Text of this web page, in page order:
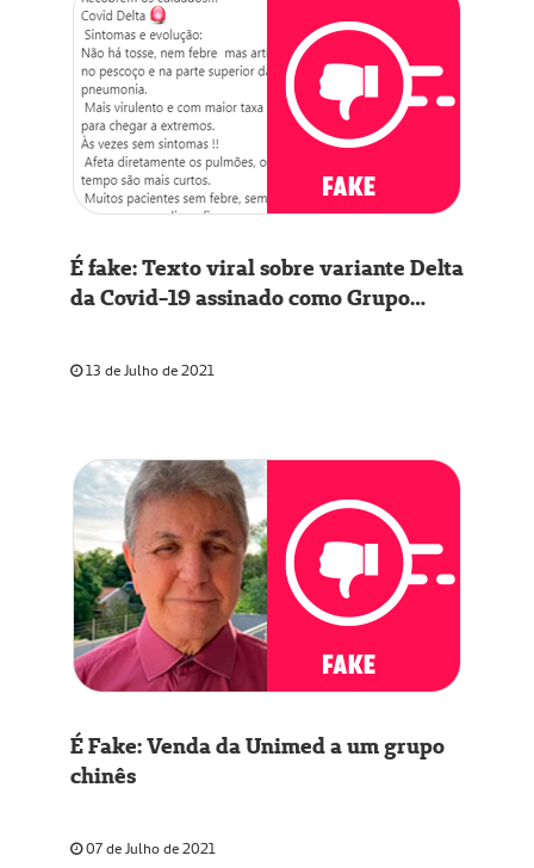
É fake: Texto viral sobre variante Delta
da Covid-19 assinado como Grupo
13 de Julho de 2021
É Fake: Venda da Unimed a um grupo
chinês
07 de Julho de 2021